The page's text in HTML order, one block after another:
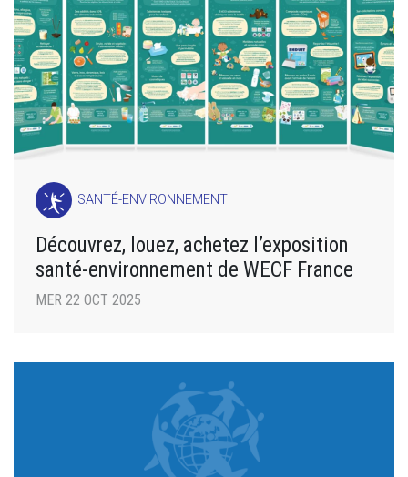
SANTÉ-ENVIRONNEMENT
Découvrez, louez, achetez l’exposition
santé-environnement de WECF France
MER 22 OCT 2025